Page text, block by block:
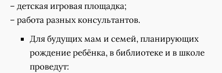
– детская игровая площадка;
– работа разных консультантов.
Для будущих мам и семей, планирующих
рождение ребёнка, в библиотеке и в школе
проведут: